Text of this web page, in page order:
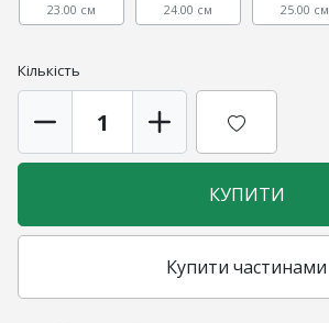
23.00 см 24.00 см 25.00 см
Кількість
КУПИТИ
Купити частинами